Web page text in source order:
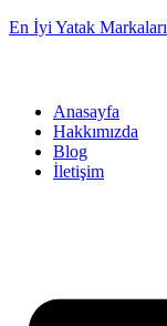
En İyi Yatak Markaları
Anasayfa
Hakkımızda
Blog
İletişim